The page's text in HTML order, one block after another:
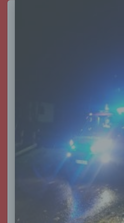
Verbreitung oder eine
Bereitstellung, den
die Einschränkung, das
d) Einschränkung der
Markierung
Daten mit dem Ziel, ihre